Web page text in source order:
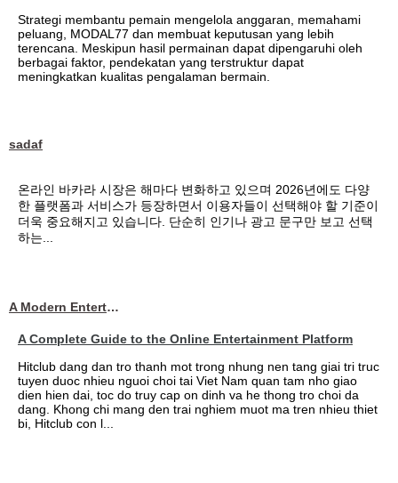
Strategi membantu pemain mengelola anggaran, memahami
peluang, MODAL77 dan membuat keputusan yang lebih
terencana. Meskipun hasil permainan dapat dipengaruhi oleh
berbagai faktor, pendekatan yang terstruktur dapat
meningkatkan kualitas pengalaman bermain.
sadaf
온라인 바카라 시장은 해마다 변화하고 있으며 2026년에도 다양
한 플랫폼과 서비스가 등장하면서 이용자들이 선택해야 할 기준이
더욱 중요해지고 있습니다. 단순히 인기나 광고 문구만 보고 선택
하는...
A Modern Entertainment Platform Bringing
A Complete Guide to the Online Entertainment Platform
Hitclub dang dan tro thanh mot trong nhung nen tang giai tri truc
tuyen duoc nhieu nguoi choi tai Viet Nam quan tam nho giao
dien hien dai, toc do truy cap on dinh va he thong tro choi da
dang. Khong chi mang den trai nghiem muot ma tren nhieu thiet
bi, Hitclub con l...